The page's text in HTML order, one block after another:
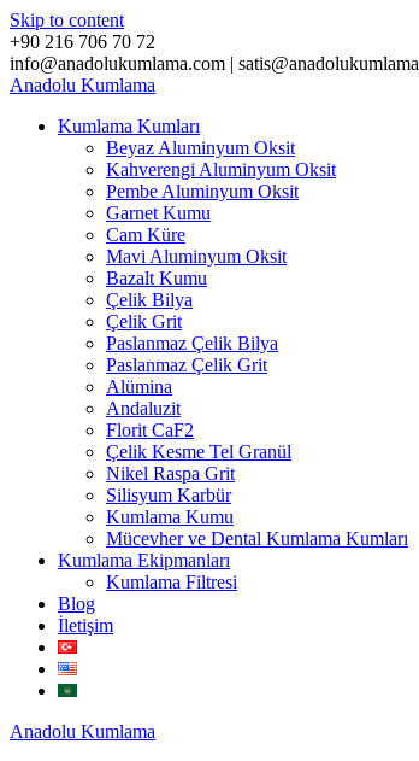
Skip to content
+90 216 706 70 72
info@anadolukumlama.com |
Anadolu Kumlama
Kumlama Kumları
Beyaz Aluminyum Oksit
Kahverengi Aluminyum Oksit
Pembe Aluminyum Oksit
Garnet Kumu
Cam Küre
Mavi Aluminyum Oksit
Bazalt Kumu
Çelik Bilya
Çelik Grit
Paslanmaz Çelik Bilya
Paslanmaz Çelik Grit
Alümina
Andaluzit
Florit CaF2
Çelik Kesme Tel Granül
Nikel Raspa Grit
Silisyum Karbür
Kumlama Kumu
Mücevher ve Dental Kumlama Kumları
Kumlama Ekipmanları
Kumlama Filtresi
Blog
İletişim
Anadolu Kumlama